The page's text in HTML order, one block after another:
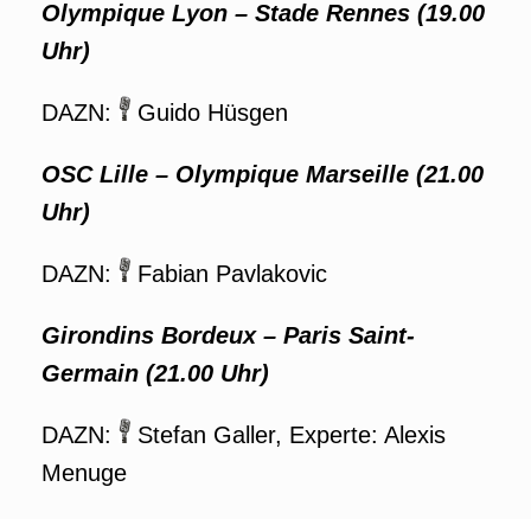
Olympique Lyon – Stade Rennes (19.00
Uhr)
DAZN: Guido Hüsgen
OSC Lille – Olympique Marseille (21.00
Uhr)
DAZN: Fabian Pavlakovic
Girondins Bordeux – Paris Saint-
Germain (21.00 Uhr)
DAZN:
Stefan Galler, Experte: Alexis
Menuge